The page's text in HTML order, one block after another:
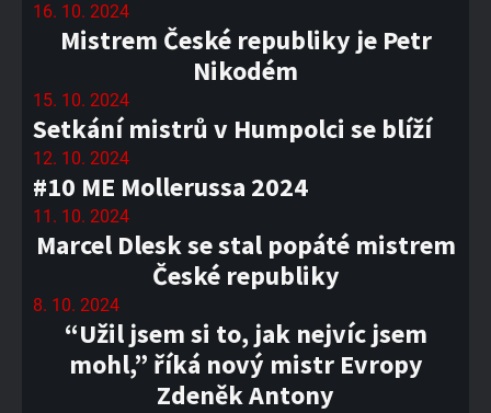
16. 10. 2024
Mistrem České republiky je Petr
Nikodém
15. 10. 2024
Setkání mistrů v Humpolci se blíží
12. 10. 2024
#10 ME Mollerussa 2024
11. 10. 2024
Marcel Dlesk se stal popáté mistrem
České republiky
8. 10. 2024
“Užil jsem si to, jak nejvíc jsem
mohl,” říká nový mistr Evropy
Zdeněk Antony